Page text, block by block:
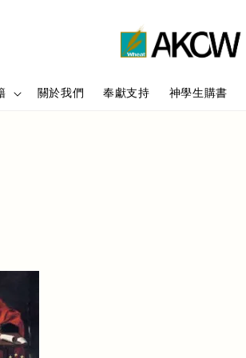
關於我們 奉獻支持 神學生購書